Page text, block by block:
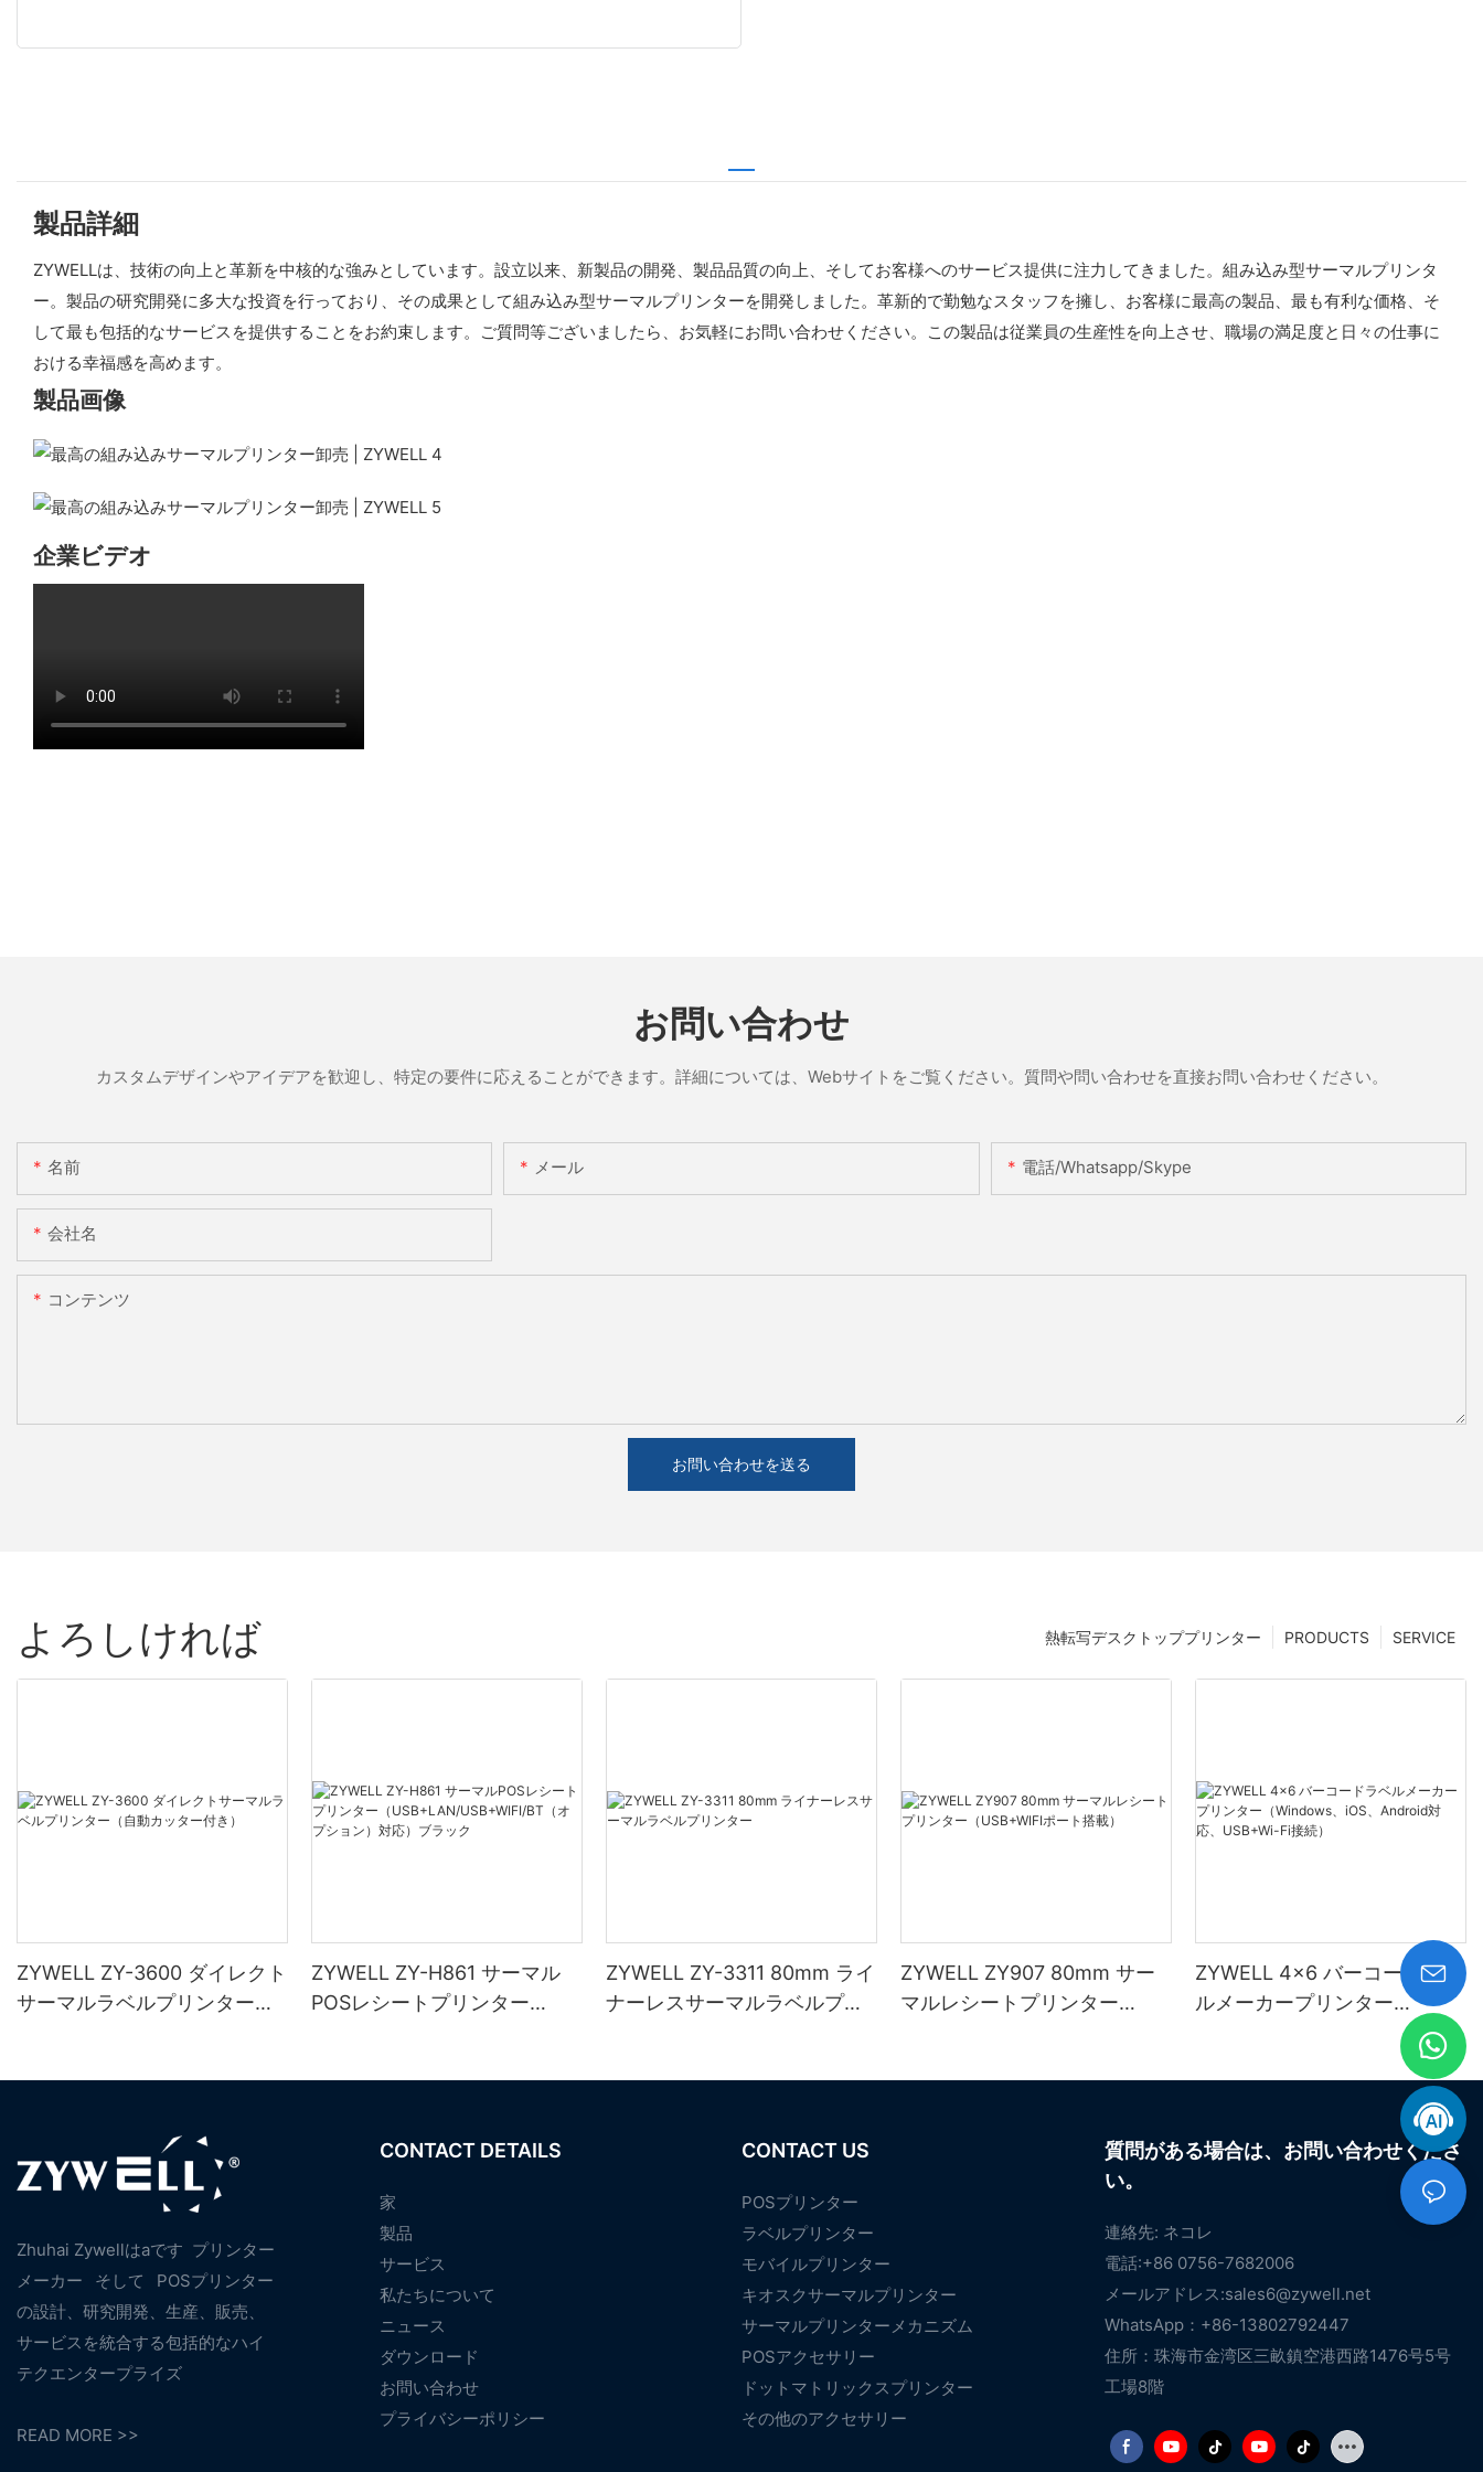
製品詳細
ZYWELLは、技術の向上と革新を中核的な強みとしています。設立以来、新製品の開発、製品品質の向上、そしてお客様へのサービス提供に注力してきました。組み込み型サーマルプリンタ
ー。製品の研究開発に多大な投資を行っており、その成果として組み込み型サーマルプリンターを開発しました。革新的で勤勉なスタッフを擁し、お客様に最高の製品、最も有利な価格、そ
して最も包括的なサービスを提供することをお約束します。ご質問等ございましたら、お気軽にお問い合わせください。この製品は従業員の生産性を向上させ、職場の満足度と日々の仕事に
おける幸福感を高めます。
製品画像
企業ビデオ
お問い合わせ
カスタムデザインやアイデアを歓迎し、特定の要件に応えることができます。詳細については、Webサイトをご覧ください。質問や問い合わせを直接お問い合わせください。
名前 メール 電話/whatsapp/skype
会社名
コンテンツ
お問い合わせを送る
よろしければ SERVICE
PRODUCTS
熱転写デスクトッププリンター
ZYWELL ZY-3600 ダイレクト
サーマルラベルプリンター
ZYWELL ZY-H861 サーマル
POSレシートプリンター
ZYWELL ZY-3311 80mm ライ
ナーレスサーマルラベルプリ
ZYWELL ZY907 80mm サー
マルレシートプリンター
ZYWELL 4x6 バーコードラベ
ルメーカープリンター
（Windows、iOS、Android
対応、USB+Wi-Fi接続）
Zhuhai Zywellはaです プリンター
メーカー
そして
POSプリンター
の設計、研究開発、生産、販売、
サービスを統合する包括的なハイ
テクエンタープライズ
READ MORE >>
CONTACT DETAILS
家
製品
サービス
私たちについて
ニュース
ダウンロード
お問い合わせ
プライバシーポリシー
CONTACT US
POSプリンター
ラベルプリンター
モバイルプリンター
キオスクサーマルプリンター
サーマルプリンターメカニズム
POSアクセサリー
ドットマトリックスプリンター
その他のアクセサリー
質問がある場合は、お問い合わせくださ
い。
連絡先: ネコレ
電話:+86 0756-7682006
メールアドレス:sales6@zywell.net
WhatsApp：+86-13802792447
住所：珠海市金湾区三畝鎮空港西路1476号5号
工場8階